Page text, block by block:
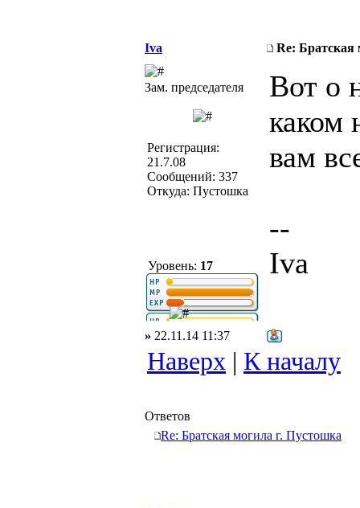
Iva Re: Братская
Зам. председателя
Регистрация:
21.7.08
Сообщений: 337
Откуда: Пустошка
Уровень: 17
Вот о
каком
вам
--
Iva
» 22.11.14 11:37
Наверх | К началу
Ответов
Re: Братская могила г. Пустошка